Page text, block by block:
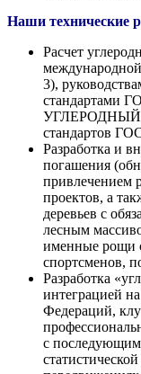
Наши технические
Расчет
3),
стандартами
УГЛЕРОДНЫЙ
стандартов
Разработка и
погашения
привлечением
проектов, а
деревьев с
лесным
именные рощи
спортсменов,
Разработка
интеграцией
Федераций,
с